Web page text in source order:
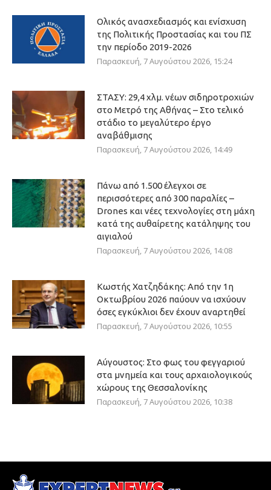
Ολικός ανασχεδιασμός και ενίσχυση
της Πολιτικής Προστασίας και του ΠΣ
την περίοδο 2019-2026
Παρασκευή, 7 Αυγούστου 2026, 15:24
ΣΤΑΣΥ: 29,4 χλμ. νέων σιδηροτροχιών
στο Μετρό της Αθήνας – Στο τελικό
στάδιο το μεγαλύτερο έργο
αναβάθμισης
Παρασκευή, 7 Αυγούστου 2026, 14:49
Πάνω από 1.500 έλεγχοι σε
περισσότερες από 300 παραλίες –
Drones και νέες τεχνολογίες στη μάχη
κατά της αυθαίρετης κατάληψης του
αιγιαλού
Παρασκευή, 7 Αυγούστου 2026, 14:08
Κωστής Χατζηδάκης: Από την 1η
Οκτωβρίου 2026 παύουν να ισχύουν
όσες εγκύκλιοι δεν έχουν αναρτηθεί
Παρασκευή, 7 Αυγούστου 2026, 10:55
Αύγουστος: Στο φως του φεγγαριού
στα μνημεία και τους αρχαιολογικούς
χώρους της Θεσσαλονίκης
Παρασκευή, 7 Αυγούστου 2026, 10:38